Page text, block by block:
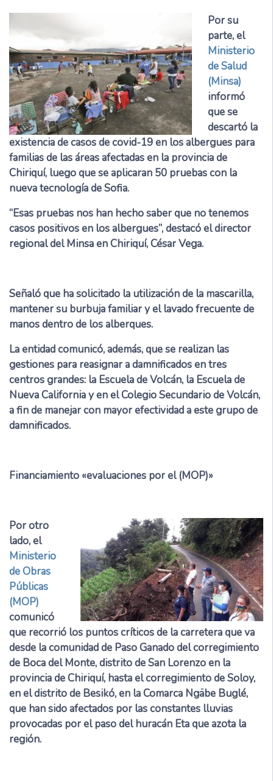
Por su
parte, el
Ministerio
de Salud
(Minsa)
informó
que se
descartó la
existencia de casos de covid-19 en los albergues para
familias de las áreas afectadas en la provincia de
Chiriquí, luego que se aplicaran 50 pruebas con la
nueva tecnología de Sofia.
“Esas pruebas nos han hecho saber que no tenemos
casos positivos en los albergues”, destacó el director
regional del Minsa en Chiriquí, César Vega.
Señaló que ha solicitado la utilización de la mascarilla,
mantener su burbuja familiar y el lavado frecuente de
manos dentro de los alberques.
La entidad comunicó, además, que se realizan las
gestiones para reasignar a damnificados en tres
centros grandes: la Escuela de Volcán, la Escuela de
Nueva California y en el Colegio Secundario de Volcán,
a fin de manejar con mayor efectividad a este grupo de
damnificados.
Financiamiento «evaluaciones por el (MOP)»
Por otro
lado, el
Ministerio
de Obras
Públicas
(MOP)
comunicó
que recorrió los puntos críticos de la carretera que va
desde la comunidad de Paso Ganado del corregimiento
de Boca del Monte, distrito de San Lorenzo en la
provincia de Chiriquí, hasta el corregimiento de Soloy,
en el distrito de Besikó, en la Comarca Ngäbe Buglé,
que han sido afectados por las constantes lluvias
provocadas por el paso del huracán Eta que azota la
región.